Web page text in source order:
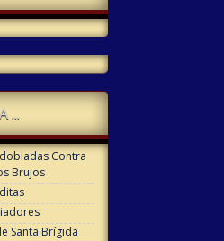
...
Contra
Brujos
Santa Brígida